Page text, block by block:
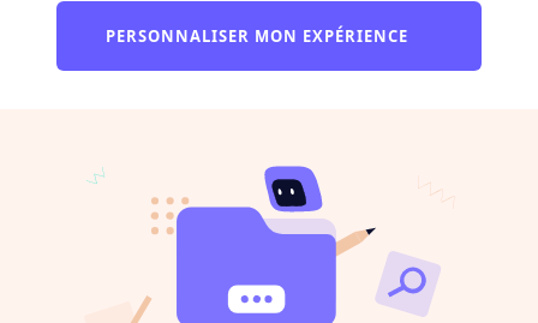
PERSONNALISER MON EXPÉRIENCE